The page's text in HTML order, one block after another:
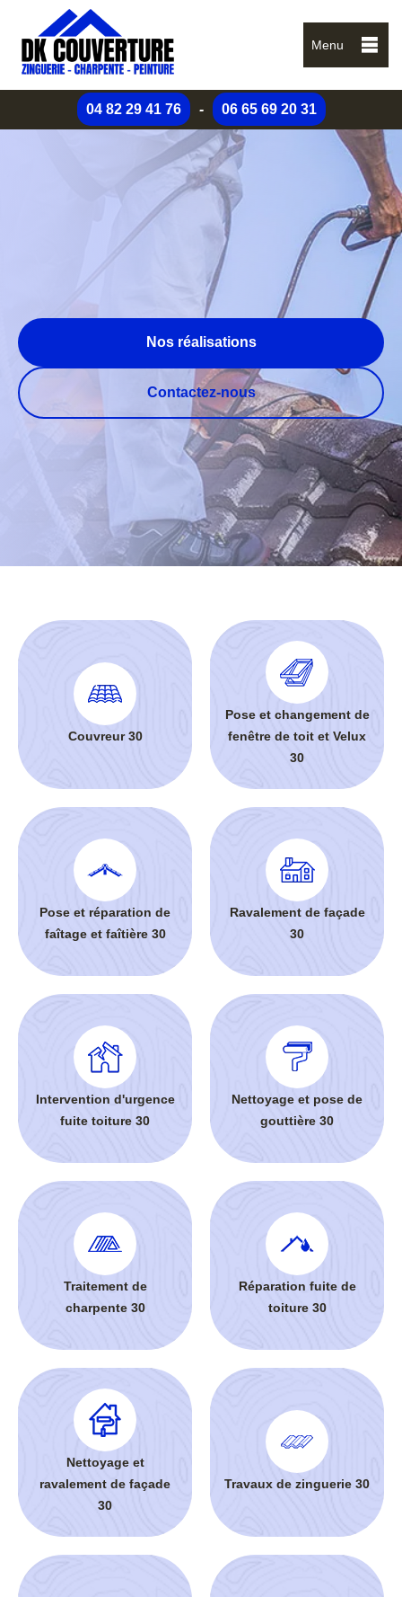
Menu
04 82 29 41 76 - 06 65 69 20 31
Nos réalisations
Contactez-nous
Couvreur 30
Pose et changement de
fenêtre de toit et Velux
30
Pose et réparation de
faîtage et faîtière 30
Ravalement de façade
30
Intervention d'urgence
fuite toiture 30
Nettoyage et pose de
gouttière 30
Traitement de
charpente 30
Réparation fuite de
toiture 30
Nettoyage et
ravalement de façade
30
Travaux de zinguerie 30